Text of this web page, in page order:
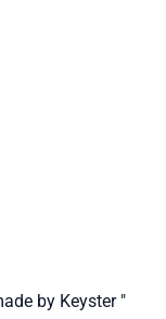
by Keyster "